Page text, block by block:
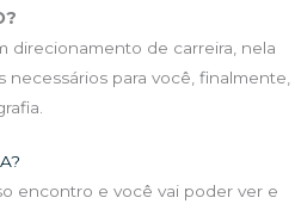
direcionamento de carreira, nela
necessários para você, finalmente,
encontro e você vai poder ver e